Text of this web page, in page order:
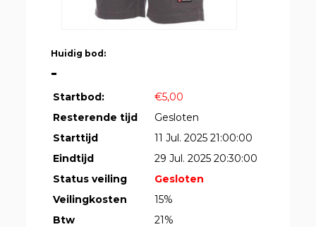
Huidig bod:
-
Startbod:
€5,00
Resterende tijd
Gesloten
Starttijd
11 Jul. 2025 21:00:00
Eindtijd
29 Jul. 2025 20:30:00
Status veiling
Gesloten
Veilingkosten
15%
Btw
21%